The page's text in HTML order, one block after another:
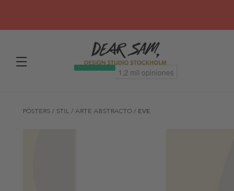
PÓSTERS / STIL / ARTE ABSTRACTO / EVE